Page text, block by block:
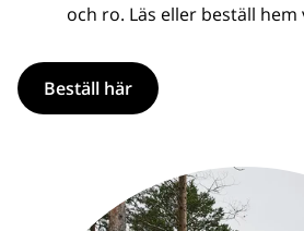
och ro. Läs eller beställ hem
Beställ här